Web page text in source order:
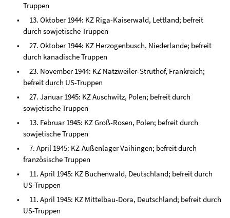
Truppen
13. Oktober 1944: KZ Riga-Kaiserwald, Lettland; befreit
durch sowjetische Truppen
27. Oktober 1944: KZ Herzogenbusch, Niederlande; befreit
durch kanadische Truppen
23. November 1944: KZ Natzweiler-Struthof, Frankreich;
befreit durch US-Truppen
27. Januar 1945: KZ Auschwitz, Polen; befreit durch
sowjetische Truppen
13. Februar 1945: KZ Groß-Rosen, Polen; befreit durch
sowjetische Truppen
7. April 1945: KZ-Außenlager Vaihingen; befreit durch
französische Truppen
11. April 1945: KZ Buchenwald, Deutschland; befreit durch
US-Truppen
11. April 1945: KZ Mittelbau-Dora, Deutschland; befreit durch
US-Truppen